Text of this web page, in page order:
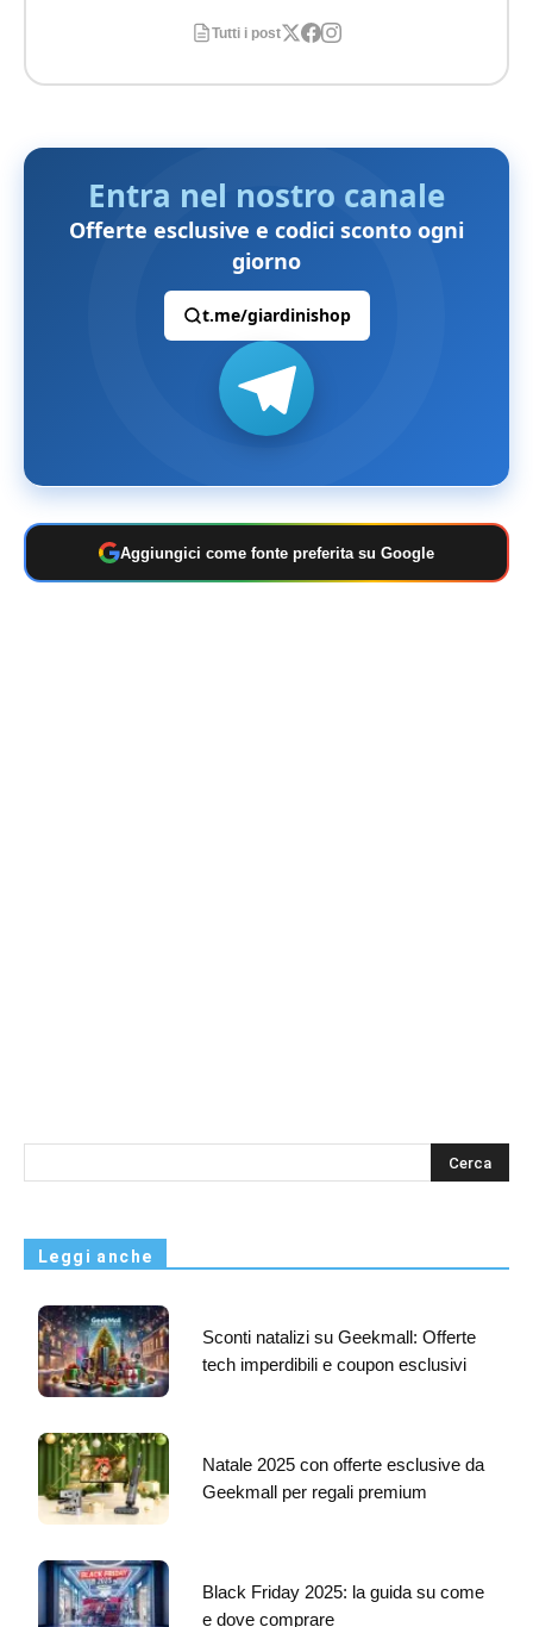
Tutti i post
Entra nel nostro canale
Offerte esclusive e codici sconto ogni
giorno
t.me/giardinishop
Aggiungici come fonte preferita su Google
s
Leggi anche
Sconti natalizi su Geekmall: Offerte
tech imperdibili e coupon esclusivi
Natale 2025 con offerte esclusive da
Geekmall per regali premium
Black Friday 2025: la guida su come
e dove comprare